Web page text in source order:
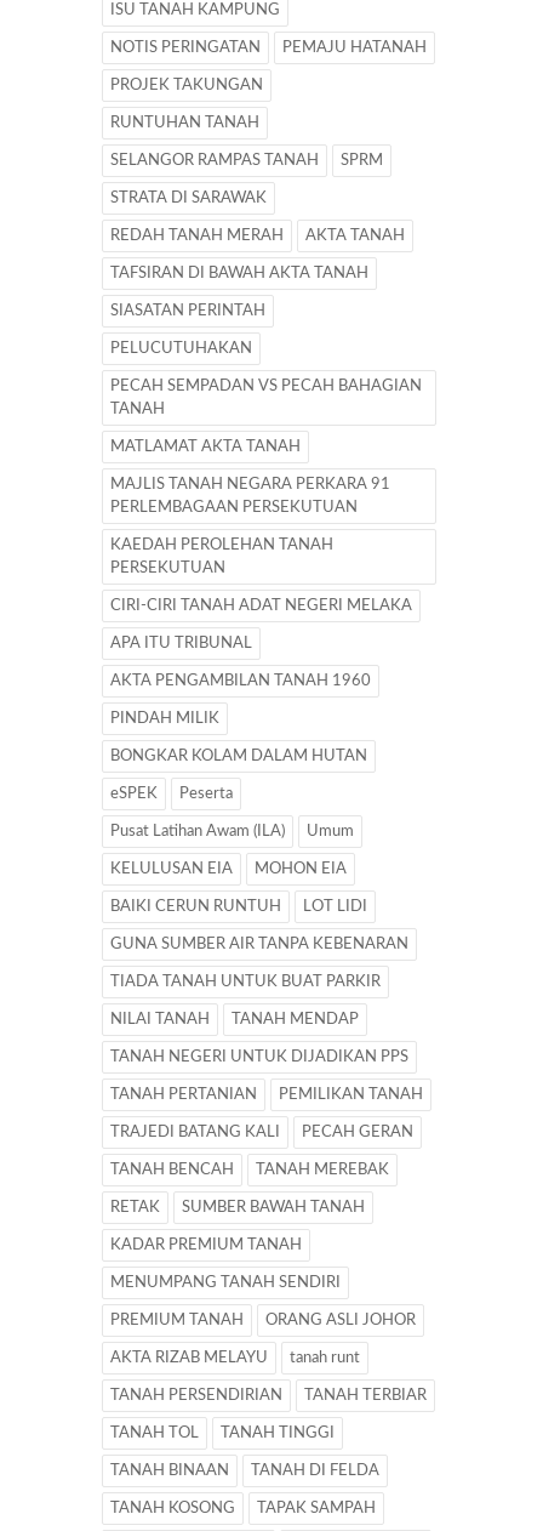
ISU TANAH KAMPUNG
NOTIS PERINGATAN PEMAJU HATANAH
PROJEK TAKUNGAN
RUNTUHAN TANAH
SELANGOR RAMPAS TANAH SPRM
STRATA DI SARAWAK
REDAH TANAH MERAH AKTA TANAH
TAFSIRAN DI BAWAH AKTA TANAH
SIASATAN PERINTAH
PELUCUTUHAKAN
PECAH SEMPADAN VS PECAH BAHAGIAN
TANAH
MATLAMAT AKTA TANAH
MAJLIS TANAH NEGARA PERKARA 91
PERLEMBAGAAN PERSEKUTUAN
KAEDAH PEROLEHAN TANAH
PERSEKUTUAN
CIRI-CIRI TANAH ADAT NEGERI MELAKA
APA ITU TRIBUNAL
AKTA PENGAMBILAN TANAH 1960
PINDAH MILIK
BONGKAR KOLAM DALAM HUTAN
eSPEK Peserta
Pusat Latihan Awam (ILA) Umum
KELULUSAN EIA MOHON EIA
BAIKI CERUN RUNTUH LOT LIDI
GUNA SUMBER AIR TANPA KEBENARAN
TIADA TANAH UNTUK BUAT PARKIR
NILAI TANAH TANAH MENDAP
TANAH NEGERI UNTUK DIJADIKAN PPS
TANAH PERTANIAN PEMILIKAN TANAH
TRAJEDI BATANG KALI PECAH GERAN
TANAH BENCAH TANAH MEREBAK
RETAK SUMBER BAWAH TANAH
KADAR PREMIUM TANAH
MENUMPANG TANAH SENDIRI
PREMIUM TANAH ORANG ASLI JOHOR
AKTA RIZAB MELAYU tanah runt
TANAH PERSENDIRIAN TANAH TERBIAR
TANAH TOL TANAH TINGGI
TANAH BINAAN TANAH DI FELDA
TANAH KOSONG TAPAK SAMPAH